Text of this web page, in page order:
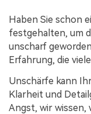
Guide & Support
Repairit
Für die
Haben Sie schon
festgehalten, um
unscharf
Erfahrung, die
Unschärfe kann
Klarheit und
Angst, wir wissen,